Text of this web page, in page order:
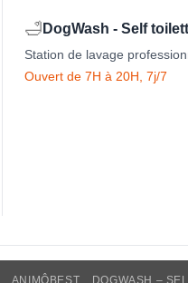
🛁 DogWash - Self
Station de lavage
Ouvert de 7H à 20H, 7j/7
ANIMÔBEST DOGWASH –